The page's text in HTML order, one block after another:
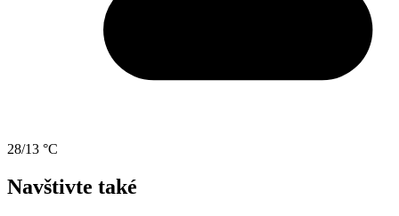
28/13 °C
Navštivte také